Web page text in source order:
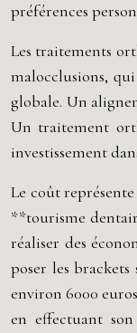
préférences
Les traitements
malocclusions,
globale. Un
Un traitement
investissement
Le coût
**tourisme
réaliser des
poser les
environ 6000
en effectuant